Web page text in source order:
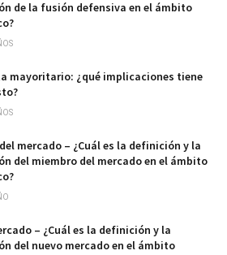
de la fusión defensiva en el ámbito
mayoritario: ¿qué implicaciones tiene
mercado – ¿Cuál es la definición y la
del miembro del mercado en el ámbito
– ¿Cuál es la definición y la
del nuevo mercado en el ámbito